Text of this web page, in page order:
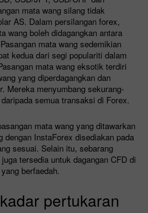
mata wang silang tidak
AS. Dalam persilangan forex,
wang boleh didagangkan antara
mata wang sedemikian
kedua dari segi populariti dalam
mata wang eksotik terdiri
yang diperdagangkan dan
Mereka menyumbang sekurang-
semua transaksi di Forex.
mata wang yang ditawarkan
dengan InstaForex disediakan pada
sesuai. Selain itu, sebarang
tersedia untuk dagangan CFD di
berfaedah.
pertukaran